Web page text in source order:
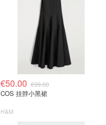
€50.00 €99.00
COS 挂脖小黑裙
H&M